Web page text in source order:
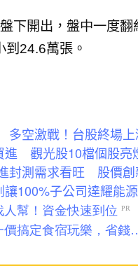
下開出，盤中一度
24.6萬張。
空激戰！台股終場
進 觀光股10檔個股亮
封測需求看旺 股價創
100%子公司達耀能源